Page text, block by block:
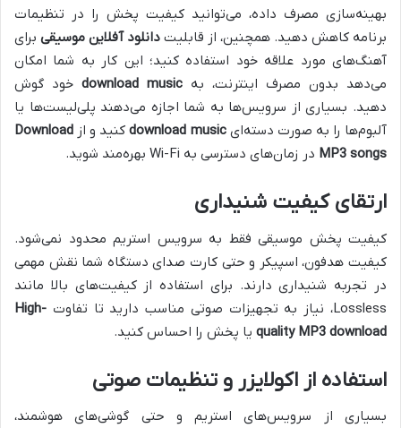
بهینه‌سازی مصرف داده، می‌توانید کیفیت پخش را در تنظیمات
برنامه کاهش دهید. همچنین، از قابلیت دانلود آفلاین موسیقی برای
آهنگ‌های مورد علاقه خود استفاده کنید؛ این کار به شما امکان
می‌دهد بدون مصرف اینترنت، به download music خود گوش
دهید. بسیاری از سرویس‌ها به شما اجازه می‌دهند پلی‌لیست‌ها یا
آلبوم‌ها را به صورت دسته‌ایdownload musicکنید و از Download
MP3 songs در زمان‌های دسترسی به Wi-Fi بهره‌مند شوید.
ارتقای کیفیت شنیداری
کیفیت پخش موسیقی فقط به سرویس استریم محدود نمی‌شود.
کیفیت هدفون، اسپیکر و حتی کارت صدای دستگاه شما نقش مهمی
در تجربه شنیداری دارند. برای استفاده از کیفیت‌های بالا مانند
Lossless، نیاز به تجهیزات صوتی مناسب دارید تا تفاوت
High-
quality MP3 download یا پخش را احساس کنید.
استفاده از اکولایزر و تنظیمات صوتی
بسیاری از سرویس‌های استریم و حتی گوشی‌های هوشمند،